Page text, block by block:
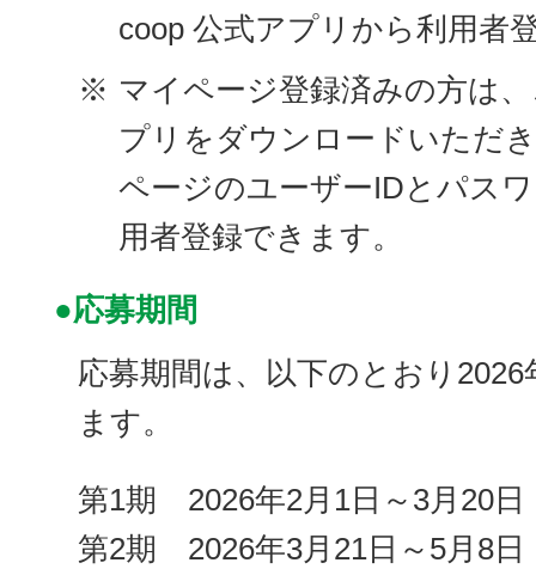
coop 公式アプリから利用者
※ マイページ登録済みの方は
プリをダウンロードいただ
ページのユーザーIDとパス
用者登録できます。
●応募期間
応募期間は、以下のとおり
ます。
第1期 2026年2月1日～3月20日
第2期 2026年3月21日～5月8日